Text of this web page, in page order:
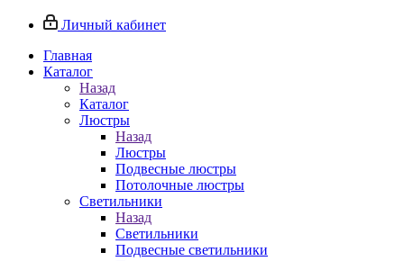
Личный кабинет
Главная
Каталог
Назад
Каталог
Люстры
Назад
Люстры
Подвесные люстры
Потолочные люстры
Светильники
Назад
Светильники
Подвесные светильники